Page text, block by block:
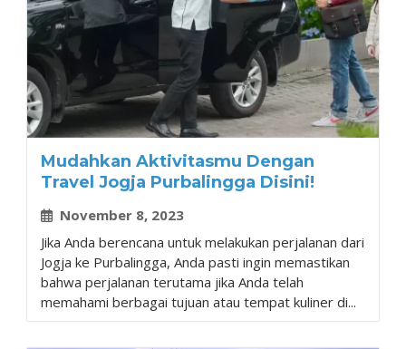
Mudahkan Aktivitasmu Dengan
Travel Jogja Purbalingga Disini!
November 8, 2023
Jika Anda berencana untuk melakukan perjalanan dari
Jogja ke Purbalingga, Anda pasti ingin memastikan
bahwa perjalanan terutama jika Anda telah
memahami berbagai tujuan atau tempat kuliner di...